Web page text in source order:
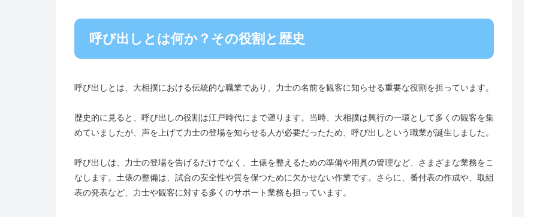
呼び出しとは何か？その役割と歴史
呼び出しとは、大相撲における伝統的な職業であり、力士の名前を観客に知らせる重要な役割を担っています。
歴史的に見ると、呼び出しの役割は江戸時代にまで遡ります。当時、大相撲は興行の一環として多くの観客を集
めていましたが、声を上げて力士の登場を知らせる人が必要だったため、呼び出しという職業が誕生しました。
呼び出しは、力士の登場を告げるだけでなく、土俵を整えるための準備や用具の管理など、さまざまな業務をこ
なします。土俵の整備は、試合の安全性や質を保つために欠かせない作業です。さらに、番付表の作成や、取組
表の発表など、力士や観客に対する多くのサポート業務も担っています。